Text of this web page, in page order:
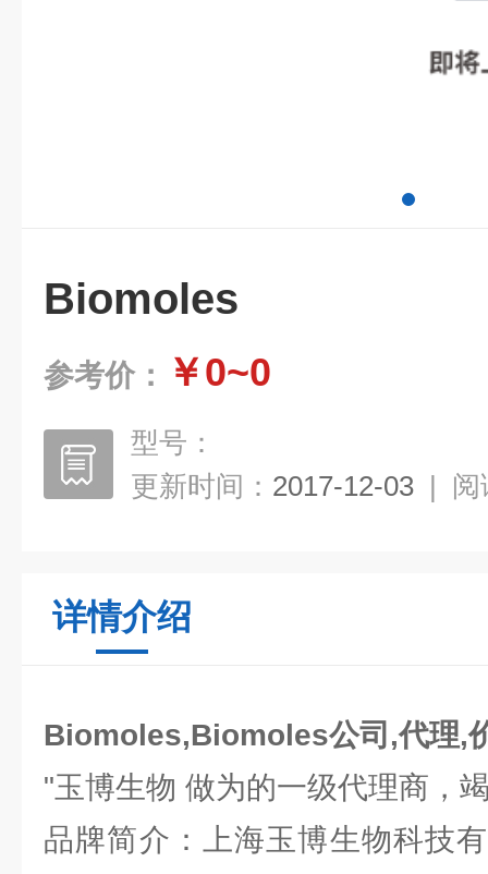
Biomoles
参考价： ￥0~0
型号：
更新时间： 2017-12-03 | 阅
详情介绍
Biomoles,Biomoles公司,代理,
"玉博生物 做为的一级代理商，
品牌简介：上海玉博生物科技